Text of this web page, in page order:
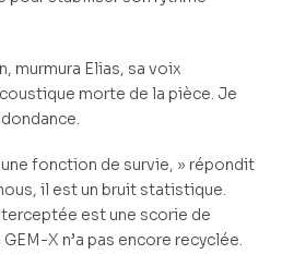
murmura Elias, sa voix
morte de la pièce. Je
fonction de survie, » répondit
il est un bruit statistique.
est une scorie de
X n’a pas encore recyclée.